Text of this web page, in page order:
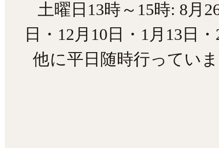
土曜日13時～15時: 8月
日・12月10日・1月13日
他に平日随時行ってい